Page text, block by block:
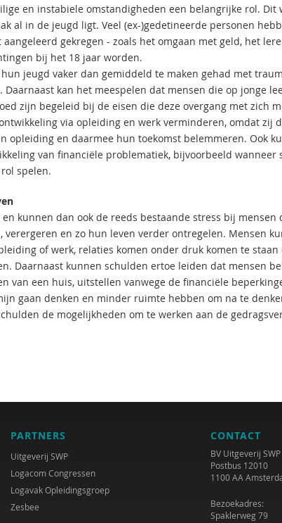
en instabiele omstandigheden een belangrijke rol. Dit
al in de jeugd ligt. Veel (ex-)gedetineerde personen
gekregen - zoals het omgaan met geld, het
bij het 18 jaar worden.
jeugd vaker dan gemiddeld te maken gehad met
kan het meespelen dat mensen die op jonge
zijn begeleid bij de eisen die deze overgang met zich
via opleiding en werk verminderen, omdat zij
opleiding en daarmee hun toekomst belemmeren. Ook
van financiële problematiek, bijvoorbeeld wanneer
spelen.
kunnen dan ook de reeds bestaande stress bij mensen
verergeren en zo hun leven verder ontregelen. Mensen
of werk, relaties komen onder druk komen te
Daarnaast kunnen schulden ertoe leiden dat mensen
van een huis, uitstellen vanwege de financiële
gaan denken en minder ruimte hebben om na te
de mogelijkheden om te werken aan de
PARTNERS
Uitgeverij SWP
Logacom Congressen
Logavak Opleidingsgroep
Zesbee
CONTACT
BV Uitgeverij SWP
Postbus 12010
1100 AA
Bezoekadres:
Spaklerweg 79